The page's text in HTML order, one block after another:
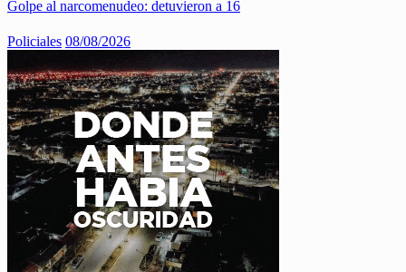
Golpe al narcomenudeo: detuvieron a 16
Policiales 08/08/2026